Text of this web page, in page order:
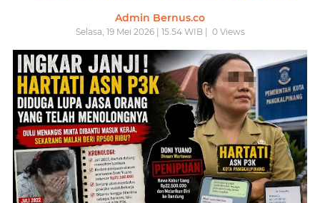
Admin Bernus.co
Selasa, 19 Mei 2026 | 15.54 WIB | 0Views